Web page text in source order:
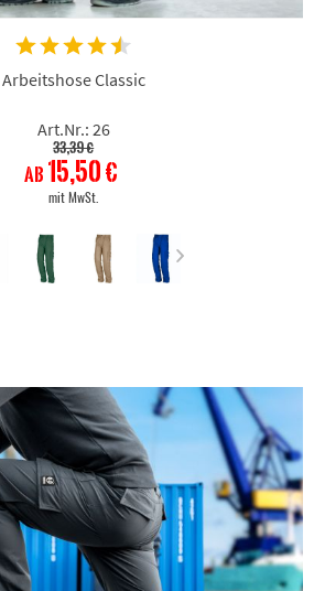
Arbeitshose Classic
Art.Nr.: 26
33,39 €
ab 15,50 €
mit MwSt.